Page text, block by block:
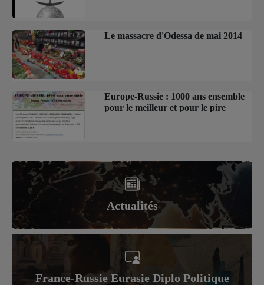
Le massacre d'Odessa de mai 2014
Europe-Russie : 1000 ans ensemble
pour le meilleur et pour le pire
Actualités
France-Russie Eurasie Diplo Politique